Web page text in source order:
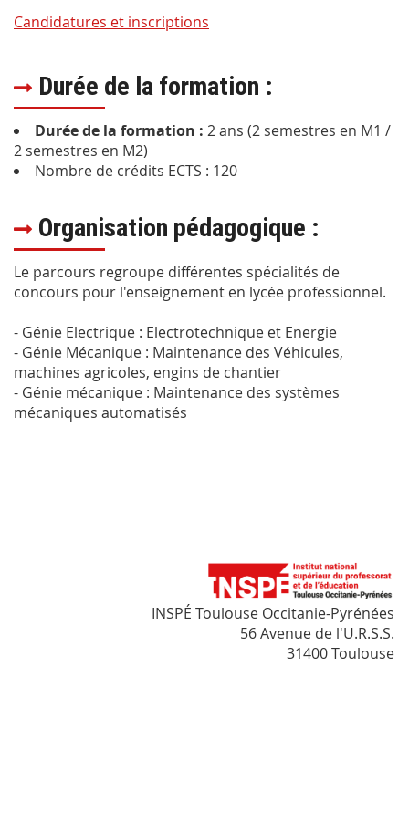
Candidatures et inscriptions
Durée de la formation :
Durée de la formation : 2 ans (2 semestres en M1 /
2 semestres en M2)
Nombre de crédits ECTS : 120
Organisation pédagogique :
Le parcours regroupe différentes spécialités de
concours pour l'enseignement en lycée professionnel.
- Génie Electrique : Electrotechnique et Energie
- Génie Mécanique : Maintenance des Véhicules,
machines agricoles, engins de chantier
- Génie mécanique : Maintenance des systèmes
mécaniques automatisés
INSPÉ Toulouse Occitanie-Pyrénées
56 Avenue de l'U.R.S.S.
31400 Toulouse